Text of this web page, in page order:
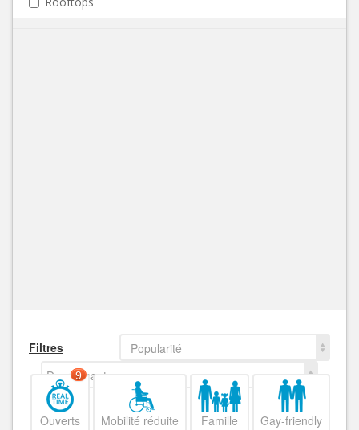
Filtres
Popularité
Decroissant
Ouverts
9
Mobilité réduite Famille Gay-friendly